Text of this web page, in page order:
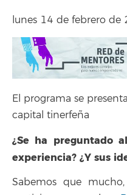
lunes 14 de febrero de
El programa se
capital tinerfeña
¿Se ha preguntado
experiencia? ¿Y sus
Sabemos que